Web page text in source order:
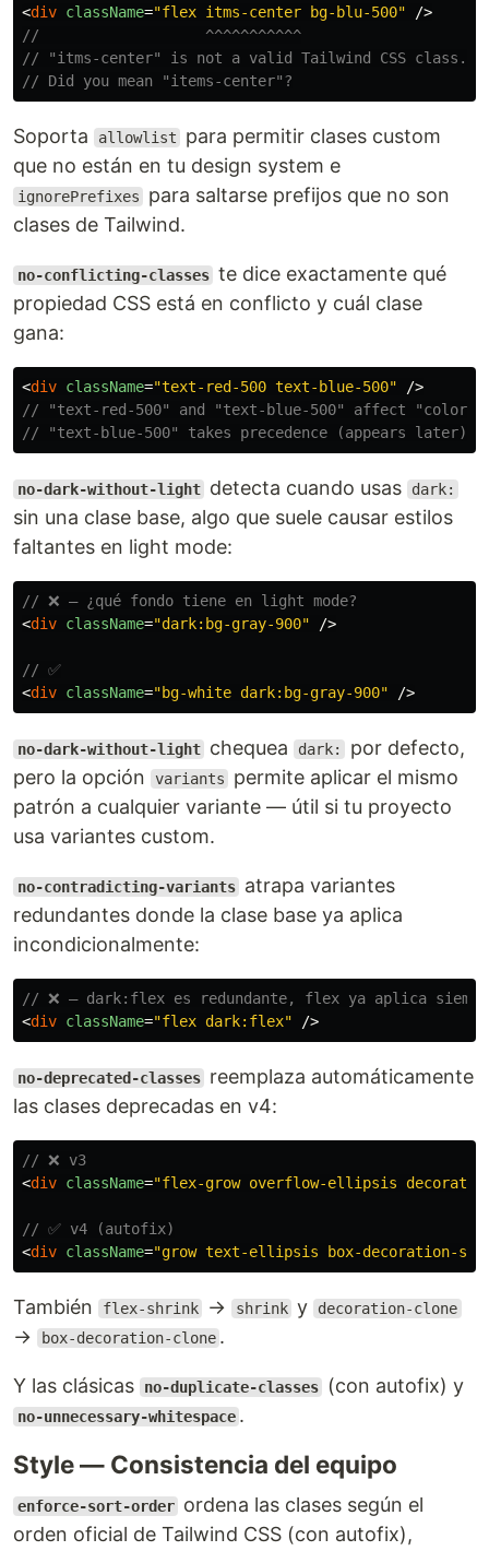
<div className="flex itms-center bg-blu-500"
/>
//                   ^^^^^^^^^^^
// "itms-center" is not a valid Tailwind CSS class.
// Did you mean "items-center"?
Soporta allowlist
para permitir clases custom
que no están en tu design system e
ignorePrefixes
para saltarse prefijos que no son
clases de Tailwind.
no-conflicting-classes te dice exactamente qué
propiedad CSS está en conflicto y cuál clase
gana:
<div className="text-red-500 text-blue-500"
/>
// "text-red-500" and "text-blue-500" affect "color".
// "text-blue-500" takes precedence (appears later).
no-dark-without-light detecta cuando usas dark:
sin una clase base, algo que suele causar estilos
faltantes en light mode:
// ❌ — ¿qué fondo tiene en light mode?
<div className="dark:bg-gray-900" />
// ✅
<div className="bg-white dark:bg-gray-900" />
no-dark-without-light chequea dark:
por defecto,
pero la opción
variants
permite aplicar el mismo
patrón a cualquier variante — útil si tu proyecto
usa variantes custom.
no-contradicting-variants atrapa variantes
redundantes donde la clase base ya aplica
incondicionalmente:
// ❌ — dark:flex es redundante, flex ya aplica
<div className="flex dark:flex" />
no-deprecated-classes reemplaza automáticamente
las clases deprecadas en v4:
// ❌ v3
<div className="flex-grow overflow-ellipsis
// ✅ v4 (autofix)
<div className="grow text-ellipsis box-decoration-
También flex-shrink → shrink y decoration-clone
→ box-decoration-clone .
Y las clásicas no-duplicate-classes (con autofix) y
no-unnecessary-whitespace .
Style — Consistencia del equipo
enforce-sort-order ordena las clases según el
orden oficial de Tailwind CSS (con autofix),